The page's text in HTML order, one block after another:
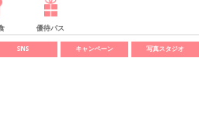
優待パス
SNS キャンペーン 写真スタジオ